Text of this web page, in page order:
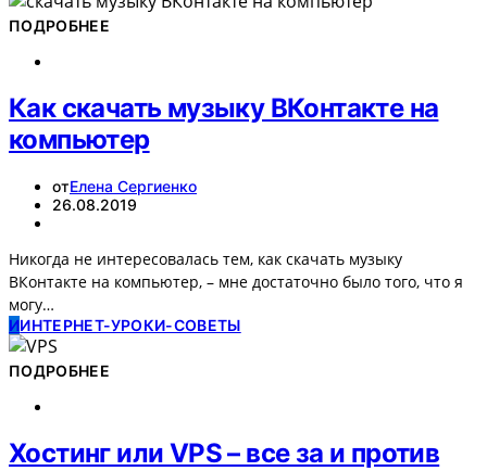
ПОДРОБНЕЕ
Как скачать музыку ВКонтакте на
компьютер
отЕлена Сергиенко
26.08.2019
Никогда не интересовалась тем, как скачать музыку
ВКонтакте на компьютер, – мне достаточно было того, что я
могу…
ИИНТЕРНЕТ-УРОКИ-СОВЕТЫ
ПОДРОБНЕЕ
Хостинг или VPS – все за и против